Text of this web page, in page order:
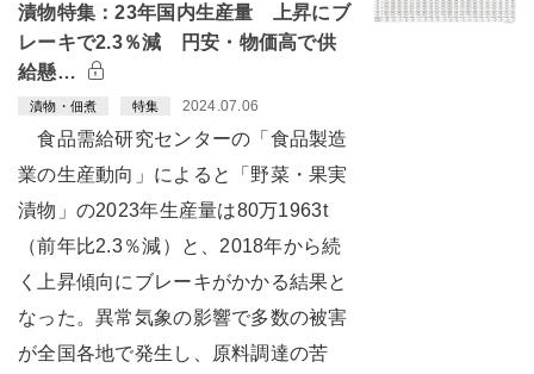
漬物特集：23年国内生産量 上昇にブ
レーキで2.3％減 円安・物価高で供
給懸…
漬物・佃煮 特集 2024.07.06
食品需給研究センターの「食品製造
業の生産動向」によると「野菜・果実
漬物」の2023年生産量は80万1963t
（前年比2.3％減）と、2018年から続
く上昇傾向にブレーキがかかる結果と
なった。異常気象の影響で多数の被害
が全国各地で発生し、原料調達の苦